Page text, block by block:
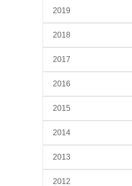
2019
2018
2017
2016
2015
2014
2013
2012